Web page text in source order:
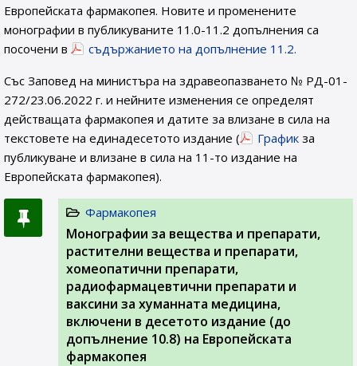
Европейската фармакопея. Новите и променените
монографии в публикуваните 11.0-11.2 допълнения са
посочени в
съдържанието на допълнение 11.2.
Със Заповед на министъра на здравеопазването № РД-01-
272/23.06.2022 г. и нейните изменения се определят
действащата фармакопея и датите за влизане в сила на
текстовете на единадесетото издание (
График за
публикуване и влизане в сила на 11-то издание на
Европейската фармакопея).
Фармакопея
Монографии за вещества и препарати,
растителни вещества и препарати,
хомеопатични препарати,
радиофармацевтични препарати и
ваксини за хуманната медицина,
включени в десетото издание (до
допълнение 10.8) на Европейската
фармакопея